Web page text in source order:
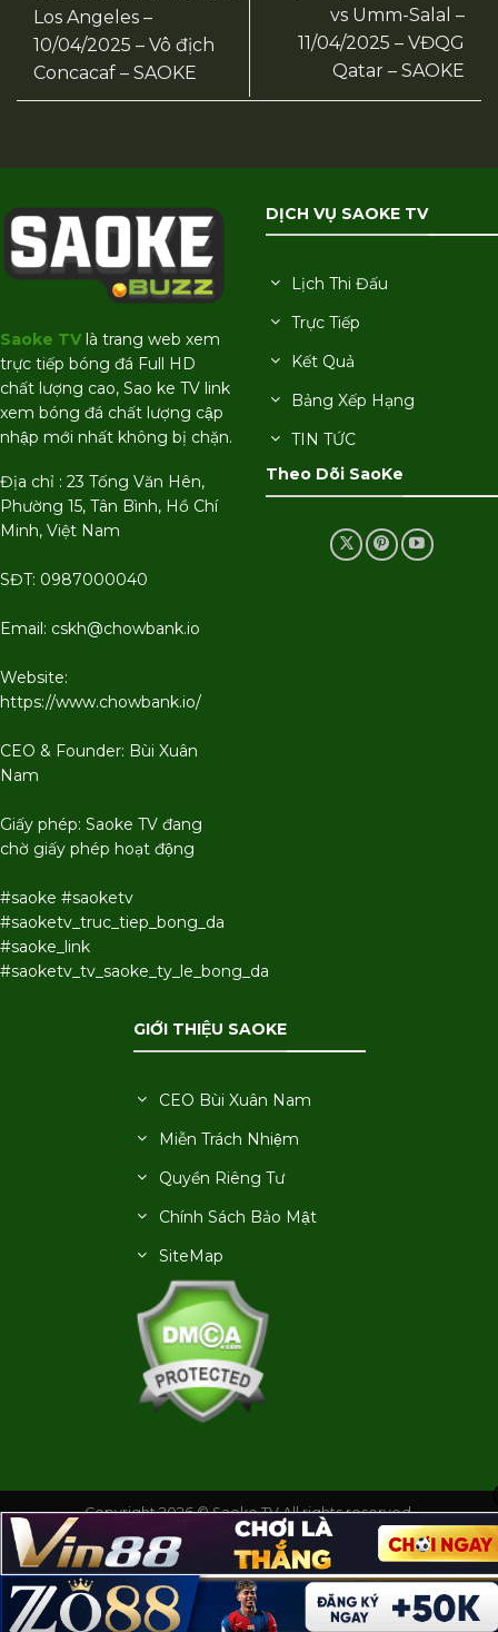
Los Angeles –
10/04/2025 – Vô địch
Concacaf – SAOKE
vs Umm-Salal –
11/04/2025 – VĐQG
Qatar – SAOKE
Saoke TVlà trang web xem
trực tiếp bóng đá Full HD
chất lượng cao, Sao ke TV link
xem bóng đá chất lượng cập
nhập mới nhất không bị chặn.
Địa chỉ : 23 Tống Văn Hên,
Phường 15, Tân Bình, Hồ Chí
Minh, Việt Nam
SĐT: 0987000040
Email: cskh@chowbank.io
Website:
https://www.chowbank.io/
CEO & Founder: Bùi Xuân
Nam
Giấy phép: Saoke TV đang
chờ giấy phép hoạt động
#saoke #saoketv
#saoketv_truc_tiep_bong_da
#saoke_link
#saoketv_tv_saoke_ty_le_bong_da
DỊCH VỤ SAOKE TV
Lịch Thi Đấu
Trực Tiếp
Kết Quả
Bảng Xếp Hạng
TIN TỨC
Theo Dõi SaoKe
GIỚI THIỆU SAOKE
CEO Bùi Xuân Nam
Miễn Trách Nhiệm
Quyền Riêng Tư
Chính Sách Bảo Mật
SiteMap
Copyright 2026 © Saoke TV All rights reserved.